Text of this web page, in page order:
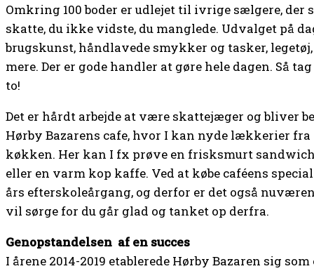
Omkring 100 boder er udlejet til ivrige sælgere,
skatte, du ikke vidste, du manglede. Udvalget på
brugskunst, håndlavede smykker og tasker,
mere. Der er gode handler at gøre hele dagen. Så
to!
Det er hårdt arbejde at være skattejæger og bliver
Hørby Bazarens cafe, hvor I kan nyde lækkerier
køkken. Her kan I fx prøve en frisksmurt
eller en varm kop kaffe. Ved at købe caféens
års efterskoleårgang, og derfor er det også
vil sørge for du går glad og tanket op derfra.
Genopstandelsen af en succes
I årene 2014-2019 etablerede Hørby Bazaren sig